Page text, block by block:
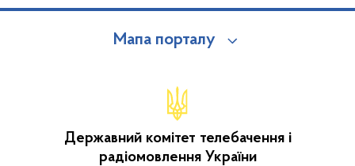
Мапа порталу
Державний комітет телебачення і
радіомовлення України